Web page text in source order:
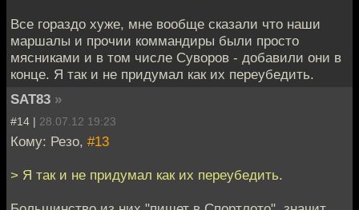
Все гораздо хуже, мне вообще сказали что наши
маршалы и прочии коммандиры были просто
мясниками и в том числе Суворов - добавили они в
конце. Я так и не придумал как их переубедить.
SAT83 »
#14 | 28.07.12 19:23
Кому: Резо, #13
> Я так и не придумал как их переубедить.